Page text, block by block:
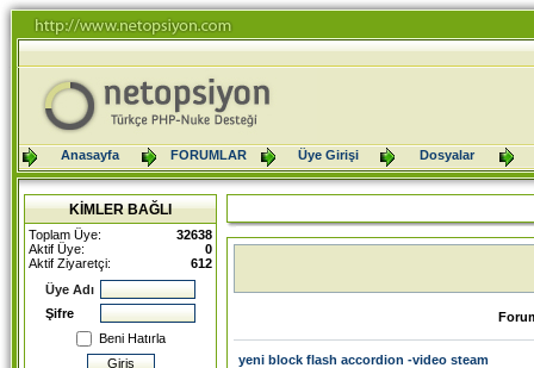
Anasayfa FORUMLAR Üye Girişi Dosyalar
KİMLER BAĞLI
Toplam Üye:
32638
Aktif Üye:
0
Aktif Ziyaretçi:
612
Üye Adı
Şifre
Beni Hatırla
yeni block flash accordion -video steam